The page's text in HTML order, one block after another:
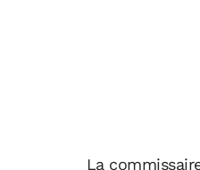
La